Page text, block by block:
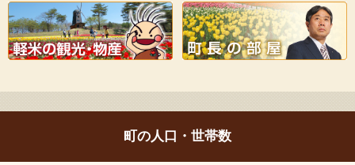
町の人口・世帯数